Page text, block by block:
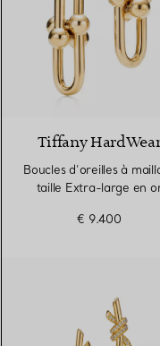
Tiffany
Boucles d’oreilles à
taille Extra-large en
€ 9.400